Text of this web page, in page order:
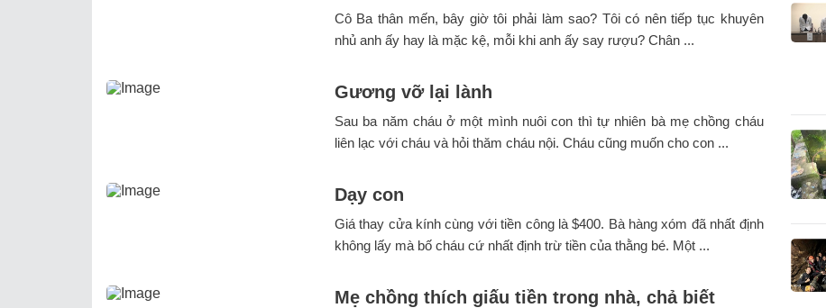
Cô Ba thân mến, bây giờ tôi phải làm sao? Tôi có nên tiếp tục khuyên
nhủ anh ấy hay là mặc kệ, mỗi khi anh ấy say rượu? Chân ...
Gương vỡ lại lành
Sau ba năm cháu ở một mình nuôi con thì tự nhiên bà mẹ chồng cháu
liên lạc với cháu và hỏi thăm cháu nội. Cháu cũng muốn cho con ...
Dạy con
Giá thay cửa kính cùng với tiền công là $400. Bà hàng xóm đã nhất định
không lấy mà bố cháu cứ nhất định trừ tiền của thằng bé. Một ...
Mẹ chồng thích giấu tiền trong nhà, chả biết